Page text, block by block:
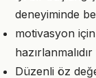
deneyiminde
motivasyon
hazırlanmalıdır
Düzenli öz